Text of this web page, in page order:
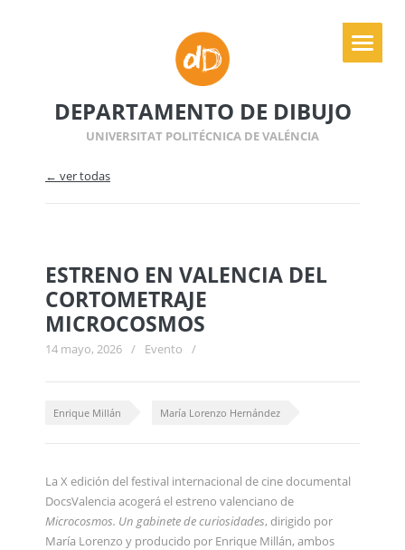
DEPARTAMENTO DE DIBUJO
UNIVERSITAT POLITÉCNICA DE VALÉNCIA
← ver todas
ESTRENO EN VALENCIA DEL
CORTOMETRAJE
MICROCOSMOS
14 mayo, 2026 / Evento /
Enrique Millán María Lorenzo Hernández
La X edición del festival internacional de cine documental
DocsValencia acogerá el estreno valenciano de
Microcosmos. Un gabinete de curiosidades, dirigido por
María Lorenzo y producido por Enrique Millán, ambos